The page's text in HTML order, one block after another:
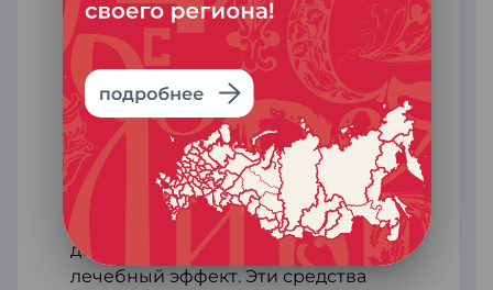
Мембрана разделяет ткани и
препятствует образованию спаек в
первые дни после операции. Затем
она распадается под действием
гидролиза. Преимущество
разработки в том, что
противовоспалительные и
антибактериальные препараты в
составе мембраны оказывают
дополнительный локальный
лечебный эффект. Эти средства